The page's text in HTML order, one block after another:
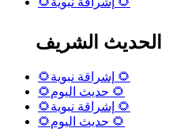
الحديث الشريف
🌻إشراقة نبوية 🌻
🌻حديث اليوم 🌻
🌻إشراقة نبوية 🌻
🌻حديث اليوم 🌻